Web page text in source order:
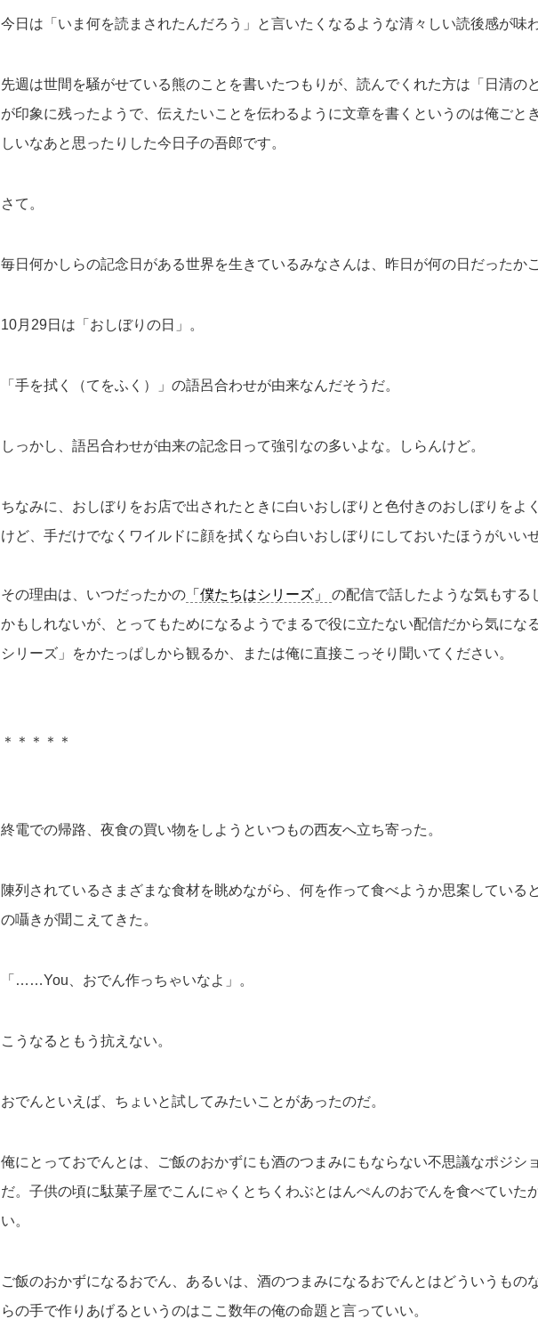
今日は「いま何を読まされたんだろう」と言いたくなるような清々しい読後感が味
先週は世間を騒がせている熊のことを書いたつもりが、読んでくれた方は「日清の
が印象に残ったようで、伝えたいことを伝わるように文章を書くというのは俺ごと
しいなあと思ったりした今日子の吾郎です。
さて。
毎日何かしらの記念日がある世界を生きているみなさんは、昨日が何の日だったか
10月29日は「おしぼりの日」。
「手を拭く（てをふく）」の語呂合わせが由来なんだそうだ。
しっかし、語呂合わせが由来の記念日って強引なの多いよな。しらんけど。
ちなみに、おしぼりをお店で出されたときに白いおしぼりと色付きのおしぼりをよ
けど、手だけでなくワイルドに顔を拭くなら白いおしぼりにしておいたほうがいいぜ
その理由は、いつだったかの 「僕たちはシリーズ」 の配信で話したような気もする
かもしれないが、とってもためになるようでまるで役に立たない配信だから気にな
シリーズ」をかたっぱしから観るか、または俺に直接こっそり聞いてください。
＊＊＊＊＊
終電での帰路、夜食の買い物をしようといつもの西友へ立ち寄った。
陳列されているさまざまな食材を眺めながら、何を作って食べようか思案している
の囁きが聞こえてきた。
「……You、おでん作っちゃいなよ」。
こうなるともう抗えない。
おでんといえば、ちょいと試してみたいことがあったのだ。
俺にとっておでんとは、ご飯のおかずにも酒のつまみにもならない不思議なポジシ
だ。子供の頃に駄菓子屋でこんにゃくとちくわぶとはんぺんのおでんを食べていた
い。
ご飯のおかずになるおでん、あるいは、酒のつまみになるおでんとはどういうもの
らの手で作りあげるというのはここ数年の俺の命題と言っていい。